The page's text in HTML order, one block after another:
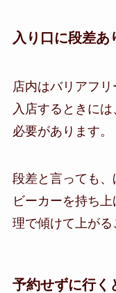
入り口に段差あ
店内はバリアフ
入店するときに
必要があります。
段差と言っても
ビーカーを持ち
理で傾けて上がる
予約せずに行く